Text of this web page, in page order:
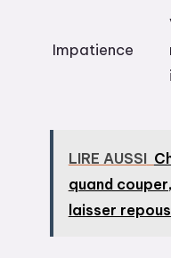
Impatience
LIRE AUSSI
quand
laisser